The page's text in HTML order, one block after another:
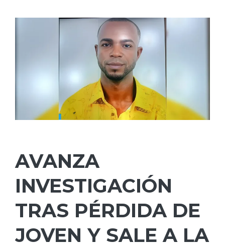
AVANZA
INVESTIGACIÓN
TRAS PÉRDIDA DE
JOVEN Y SALE A LA